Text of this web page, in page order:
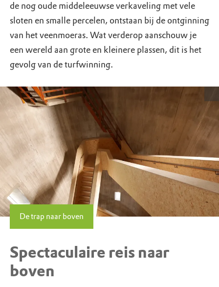
de nog oude middeleeuwse verkaveling met vele
sloten en smalle percelen, ontstaan bij de ontginning
van het veenmoeras. Wat verderop aanschouw je
een wereld aan grote en kleinere plassen, dit is het
gevolg van de turfwinning.
De trap naar boven
Spectaculaire reis naar
boven